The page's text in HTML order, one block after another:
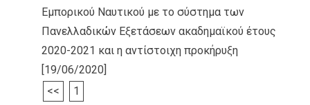
Εμπορικού Ναυτικού με το σύστημα των
Πανελλαδικών Εξετάσεων ακαδημαϊκού έτους
2020-2021 και η αντίστοιχη προκήρυξη
[19/06/2020]
<<
1